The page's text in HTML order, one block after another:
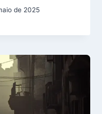
de 2025